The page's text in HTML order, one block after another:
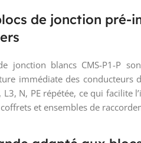
de jonction
jonction blancs CMS-P1-P
immédiate des conducteurs
L3, N, PE répétée, ce qui facilite
et ensembles de